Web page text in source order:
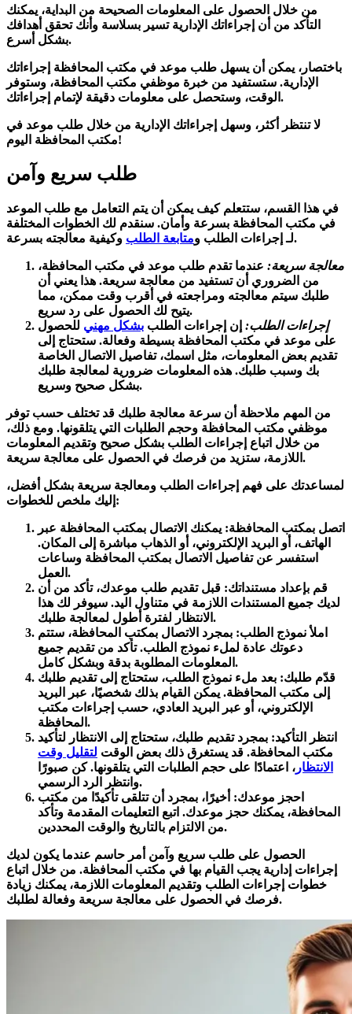
من خلال الحصول على المعلومات الصحيحة من البداية، يمكنك
التأكد من أن إجراءاتك الإدارية تسير بسلاسة وأنك تحقق أهدافك
بشكل أسرع.
باختصار، يمكن أن يسهل طلب موعد في مكتب المحافظة إجراءاتك
الإدارية. ستستفيد من خبرة موظفي مكتب المحافظة، وستوفر
الوقت، وستحصل على معلومات دقيقة لإتمام إجراءاتك.
لا تنتظر أكثر، وسهل إجراءاتك الإدارية من خلال طلب موعد في
مكتب المحافظة اليوم!
طلب سريع وآمن
في هذا القسم، ستتعلم كيف يمكن أن يتم التعامل مع طلب الموعد
في مكتب المحافظة بسرعة وأمان. سنقدم لك الخطوات المختلفة
لـ إجراءات الطلب ومتابعة الطلب وكيفية معالجته بسرعة.
معالجة سريعة: عندما تقدم طلب موعد في مكتب المحافظة،
من الضروري أن تستفيد من معالجة سريعة. هذا يعني أن
طلبك سيتم معالجته ومراجعته في أقرب وقت ممكن، مما
يتيح لك الحصول على رد سريع.
إجراءات الطلب: إن إجراءات الطلب بشكل مهني للحصول
على موعد في مكتب المحافظة بسيطة وفعالة. ستحتاج إلى
تقديم بعض المعلومات، مثل اسمك، تفاصيل الاتصال الخاصة
بك وسبب طلبك. هذه المعلومات ضرورية لمعالجة طلبك
بشكل صحيح وسريع.
من المهم ملاحظة أن سرعة معالجة طلبك قد تختلف حسب توفر
موظفي مكتب المحافظة وحجم الطلبات التي يتلقونها. ومع ذلك،
من خلال اتباع إجراءات الطلب بشكل صحيح وتقديم المعلومات
اللازمة، ستزيد من فرصك في الحصول على معالجة سريعة .
لمساعدتك على فهم إجراءات الطلب ومعالجة سريعة بشكل أفضل،
إليك ملخص للخطوات:
اتصل بمكتب المحافظة: يمكنك الاتصال بمكتب المحافظة عبر
الهاتف، أو البريد الإلكتروني، أو الذهاب مباشرة إلى المكان.
استفسر عن تفاصيل الاتصال بمكتب المحافظة وساعات
العمل.
قم بإعداد مستنداتك: قبل تقديم طلب موعدك، تأكد من أن
لديك جميع المستندات اللازمة في متناول اليد. سيوفر لك هذا
الانتظار لفترة أطول لمعالجة طلبك.
املأ نموذج الطلب: بمجرد الاتصال بمكتب المحافظة، ستتم
دعوتك عادة لملء نموذج الطلب. تأكد من تقديم جميع
المعلومات المطلوبة بدقة وبشكل كامل.
قدّم طلبك: بعد ملء نموذج الطلب، ستحتاج إلى تقديم طلبك
إلى مكتب المحافظة. يمكن القيام بذلك شخصيًا، عبر البريد
الإلكتروني، أو عبر البريد العادي، حسب إجراءات مكتب
المحافظة.
انتظر التأكيد: بمجرد تقديم طلبك، ستحتاج إلى الانتظار لتأكيد
مكتب المحافظة. قد يستغرق ذلك بعض الوقت لتقليل وقت
الانتظار ، اعتمادًا على حجم الطلبات التي يتلقونها. كن صبورًا
وانتظر الرد الرسمي.
احجز موعدك: أخيرًا، بمجرد أن تتلقى تأكيدًا من مكتب
المحافظة، يمكنك حجز موعدك. اتبع التعليمات المقدمة وتأكد
من الالتزام بالتاريخ والوقت المحددين.
الحصول على طلب سريع وآمن أمر حاسم عندما يكون لديك
إجراءات إدارية يجب القيام بها في مكتب المحافظة. من خلال اتباع
خطوات إجراءات الطلب وتقديم المعلومات اللازمة، يمكنك زيادة
فرصك في الحصول على معالجة سريعة وفعالة لطلبك.